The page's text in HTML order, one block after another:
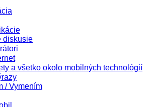
diskusie
a všetko okolo mobilných technológií
/ Vymením